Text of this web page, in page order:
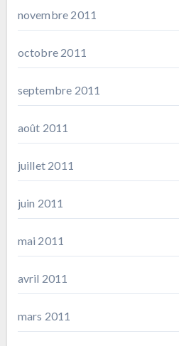
novembre 2011
octobre 2011
septembre 2011
août 2011
juillet 2011
juin 2011
mai 2011
avril 2011
mars 2011